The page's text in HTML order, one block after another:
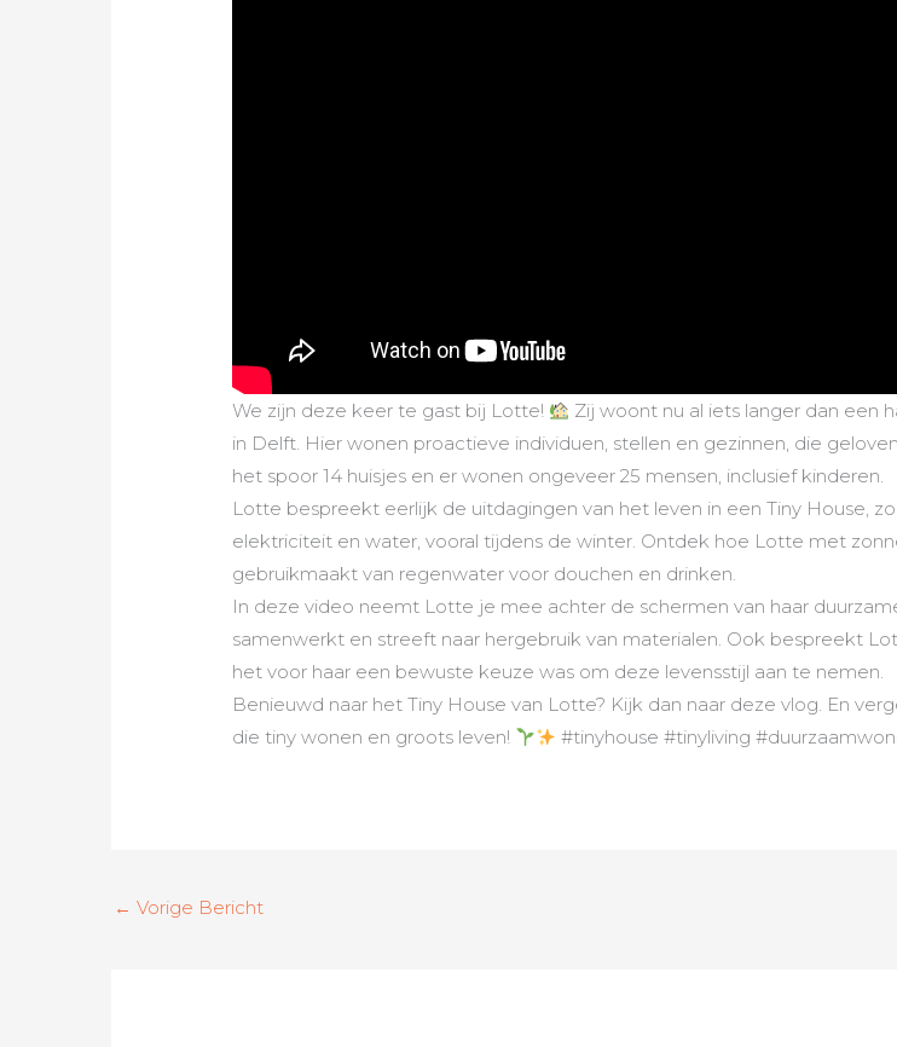
We zijn deze keer te gast bij Lotte!
Zij woont nu al iets langer dan een
in Delft. Hier wonen proactieve individuen, stellen en gezinnen, die
het spoor 14 huisjes en er wonen ongeveer 25 mensen, inclusief kinderen.
Lotte bespreekt eerlijk de uitdagingen van het leven in een Tiny House,
elektriciteit en water, vooral tijdens de winter. Ontdek hoe Lotte met
gebruikmaakt van regenwater voor douchen en drinken.
In deze video neemt Lotte je mee achter de schermen van haar
samenwerkt en streeft naar hergebruik van materialen. Ook bespreekt
het voor haar een bewuste keuze was om deze levensstijl aan te nemen.
Benieuwd naar het Tiny House van Lotte? Kijk dan naar deze vlog. En
die tiny wonen en groots leven!
#tinyhouse #tinyliving
← Vorige Bericht